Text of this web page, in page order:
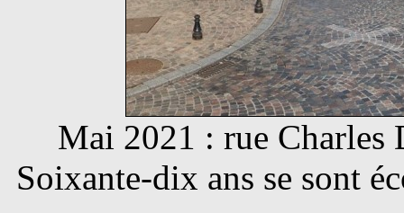
Mai 2021 : rue Charles
Soixante-dix ans se sont